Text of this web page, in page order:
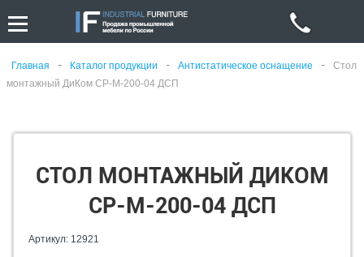
Главная - Каталог продукции - Антистатическое оснащение -
Стол
монтажный ДиКом СР-М-200-04 ДСП
СТОЛ МОНТАЖНЫЙ ДИКОМ
СР-М-200-04 ДСП
Артикул: 12921